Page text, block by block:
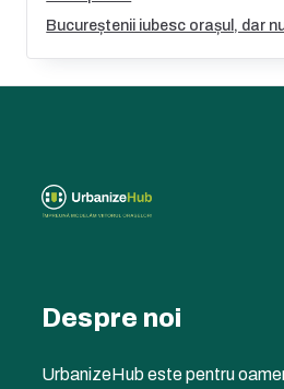
Bucureștenii iubesc orașul, dar
Despre noi
UrbanizeHub este pentru